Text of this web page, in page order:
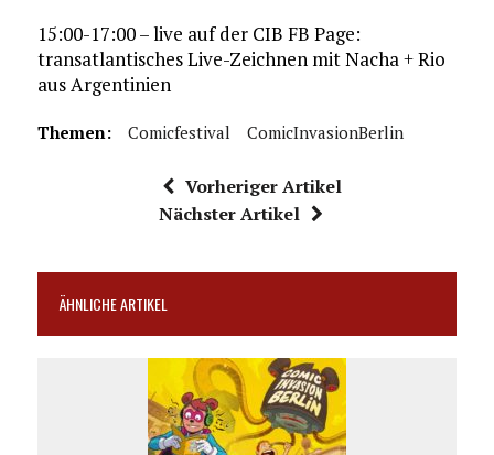
15:00-17:00 – live auf der CIB FB Page:
transatlantisches Live-Zeichnen mit Nacha + Rio
aus Argentinien
Themen: Comicfestival ComicInvasionBerlin
Vorheriger Artikel
Nächster Artikel
ÄHNLICHE ARTIKEL